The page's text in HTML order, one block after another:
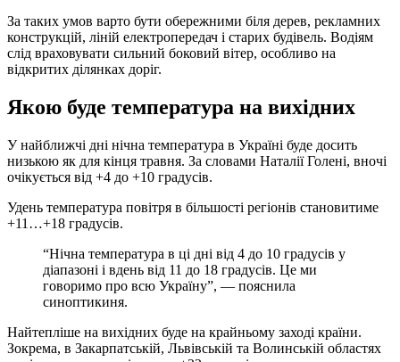
За таких умов варто бути обережними біля дерев, рекламних
конструкцій, ліній електропередач і старих будівель. Водіям
слід враховувати сильний боковий вітер, особливо на
відкритих ділянках доріг.
Якою буде температура на вихідних
У найближчі дні нічна температура в Україні буде досить
низькою як для кінця травня. За словами Наталії Голені, вночі
очікується від +4 до +10 градусів.
Удень температура повітря в більшості регіонів становитиме
+11…+18 градусів.
“Нічна температура в ці дні від 4 до 10 градусів у
діапазоні і вдень від 11 до 18 градусів. Це ми
говоримо про всю Україну”, — пояснила
синоптикиня.
Найтепліше на вихідних буде на крайньому заході країни.
Зокрема, в Закарпатській, Львівській та Волинській областях